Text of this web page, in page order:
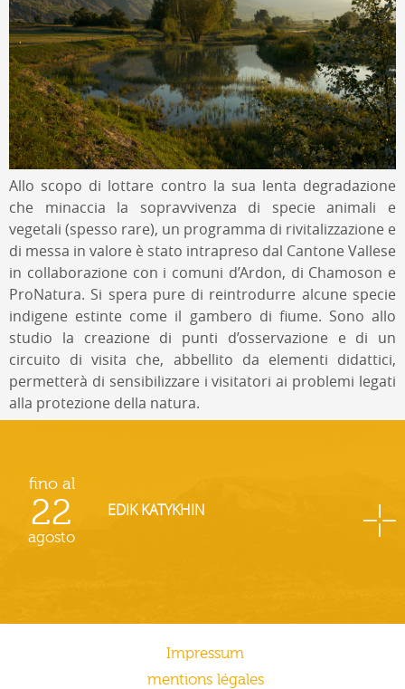
Allo scopo di lottare contro la sua lenta degradazione
che minaccia la sopravvivenza di specie animali e
vegetali (spesso rare), un programma di rivitalizzazione e
di messa in valore è stato intrapreso dal Cantone Vallese
in collaborazione con i comuni d’Ardon, di Chamoson e
ProNatura. Si spera pure di reintrodurre alcune specie
indigene estinte come il gambero di fiume. Sono allo
studio la creazione di punti d’osservazione e di un
circuito di visita che, abbellito da elementi didattici,
permetterà di sensibilizzare i visitatori ai problemi legati
alla protezione della natura.
fino al
22
agosto
EDIK KATYKHIN
Impressum
mentions légales